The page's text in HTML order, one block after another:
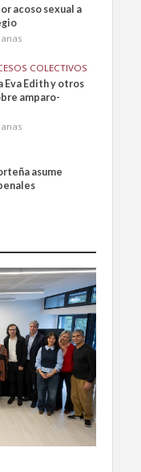
acoso sexual a
COLECTIVOS
Eva Edith y otros
amparo-
asume